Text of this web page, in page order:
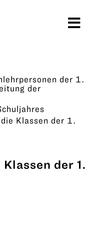
der 1.
der
Klassen der 1.
der 1.